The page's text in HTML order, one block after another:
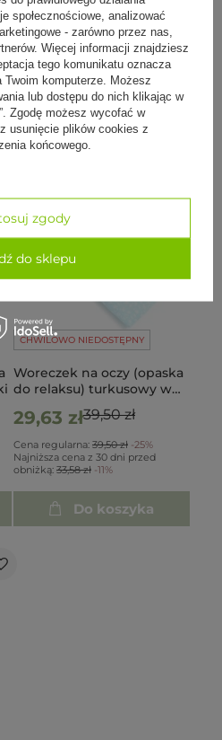
do relaksu) bordowy
29,63 zł39,50 zł
Cena regularna:39,50 zł -25%
Najniższa cena z 30 dni przed
obniżką:33,58 zł -11%
Do koszyka
CHWILOWO NIEDOSTĘPNY
Woreczek na oczy (opaska
do relaksu) turkusowy w
29,63 zł39,50 zł
Cena regularna: 39,50 zł -25%
Najniższa cena z 30 dni przed
obniżką: 33,58 zł -11%
Do koszyka
społecznościowe, analizować
- zarówno przez nas,
Więcej informacji znajdziesz
tego komunikatu oznacza
komputerze. Możesz
lub dostępu do nich klikając w
Zgodę możesz wycofać w
usunięcie plików cookies z
końcowego.
zgody
do sklepu